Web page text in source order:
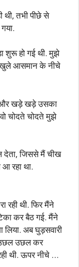
थी, तभी पीछे से
शुरू हो गई थी. मुझे
खुले आसमान के नीचे
और खड़े खड़े उसका
चोदते चोदते मुझे
देता, जिससे मैं चीख
रहा था.
रही थी. फिर मैंने
कर बैठ गई. मैंने
अब घुड़सवारी
उछल उछल कर
थी. ऊपर नीचे …